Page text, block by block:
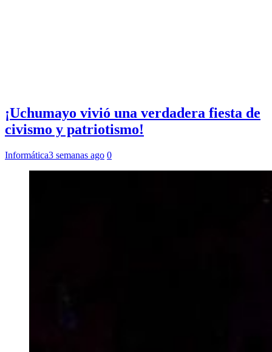
¡Uchumayo vivió una verdadera fiesta de
civismo y patriotismo!
Informática3 semanas ago 0